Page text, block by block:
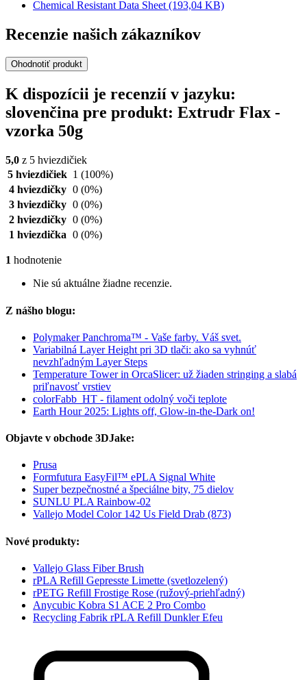
Chemical Resistant Data Sheet (193,04 KB)
Recenzie našich zákazníkov
Ohodnotiť produkt
K dispozícii je recenzií v jazyku:
slovenčina pre produkt: Extrudr Flax -
vzorka 50g
5,0 z 5 hviezdičiek
5 hviezdičiek 1 (100%)
4 hviezdičky 0 (0%)
3 hviezdičky 0 (0%)
2 hviezdičky 0 (0%)
1 hviezdička 0 (0%)
1 hodnotenie
Nie sú aktuálne žiadne recenzie.
Z nášho blogu:
Polymaker Panchroma™ - Vaše farby. Váš svet.
Variabilná Layer Height pri 3D tlači: ako sa vyhnúť
nevzhľadným Layer Steps
Temperature Tower in OrcaSlicer: už žiaden stringing a slabá
priľnavosť vrstiev
colorFabb_HT - filament odolný voči teplote
Earth Hour 2025: Lights off, Glow-in-the-Dark on!
Objavte v obchode 3DJake:
Prusa
Formfutura EasyFil™ ePLA Signal White
Super bezpečnostné a špeciálne bity, 75 dielov
SUNLU PLA Rainbow-02
Vallejo Model Color 142 Us Field Drab (873)
Nové produkty:
Vallejo Glass Fiber Brush
rPLA Refill Gepresste Limette (svetlozelený)
rPETG Refill Frostige Rose (ružový-priehľadný)
Anycubic Kobra S1 ACE 2 Pro Combo
Recycling Fabrik rPLA Refill Dunkler Efeu